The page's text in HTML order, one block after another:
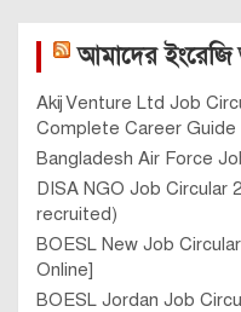
আমাদের ইংরেজি
Akij Venture Ltd Job
Complete Career Guide
Bangladesh Air Force
DISA NGO Job Circular
recruited)
BOESL New Job
Online]
BOESL Jordan Job